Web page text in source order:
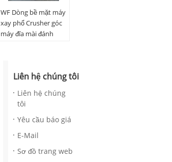
WF Dòng bề mặt máy
xay phổ Crusher góc
máy đĩa mài đánh
Liên hệ chúng tôi
Liên hệ chúng
tôi
Yêu cầu báo giá
E-Mail
Sơ đồ trang web